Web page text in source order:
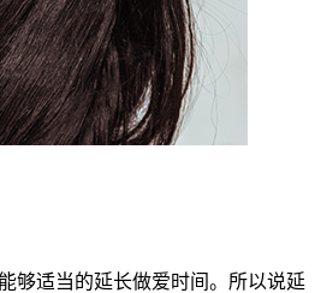
够适当的延长做爱时间。所以说延